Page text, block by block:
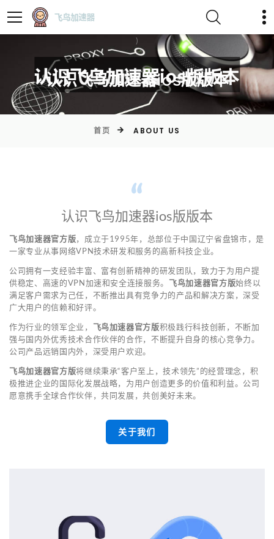
)
认识飞鸟加速器ios版版本
首页 ABOUT US
认识飞鸟加速器ios版版本
飞鸟加速器官方版，成立于1995年，总部位于中国辽宁省盘锦市，是
一家专业从事网络VPN技术研发和服务的高新科技企业。
公司拥有一支经验丰富、富有创新精神的研发团队，致力于为用户提
供稳定、高速的VPN加速和安全连接服务。 飞鸟加速器官方版始终以
满足客户需求为己任，不断推出具有竞争力的产品和解决方案，深受
广大用户的信赖和好评。
作为行业的领军企业， 飞鸟加速器官方版积极践行科技创新，不断加
强与国内外优秀技术合作伙伴的合作，不断提升自身的核心竞争力。
公司产品远销国内外，深受用户欢迎。
飞鸟加速器官方版将继续秉承“客户至上，技术领先”的经营理念，积
极推进企业的国际化发展战略，为用户创造更多的价值和利益。公司
愿意携手全球合作伙伴，共同发展，共创美好未来。
关于我们